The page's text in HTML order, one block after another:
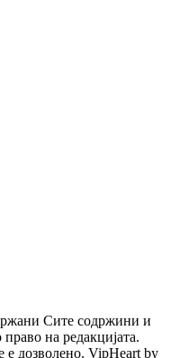
Сите содржини и
на редакцијата.
дозволено. VipHeart by